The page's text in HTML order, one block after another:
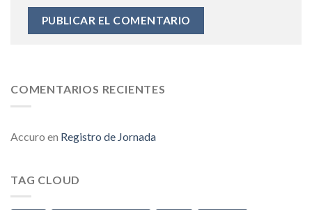
COMENTARIOS RECIENTES
Accuro en Registro de Jornada
TAG CLOUD